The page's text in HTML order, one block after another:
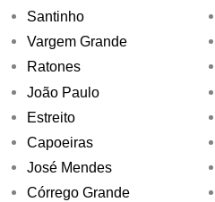
Santinho
Vargem Grande
Ratones
João Paulo
Estreito
Capoeiras
José Mendes
Córrego Grande